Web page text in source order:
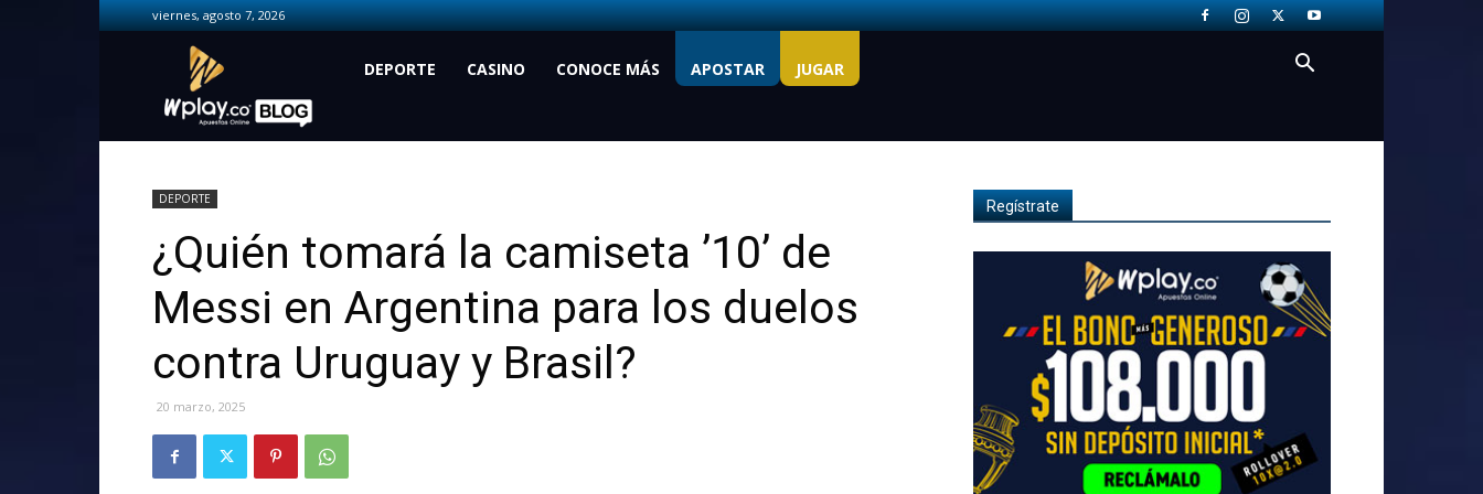
viernes, agosto 7, 2026
Wplay.co
DEPORTE CASINO CONOCE MÁS APOSTAR JUGAR
DEPORTE
¿Quién tomará la camiseta ’10’ de
Messi en Argentina para los duelos
contra Uruguay y Brasil?
20 marzo, 2025
Regístrate